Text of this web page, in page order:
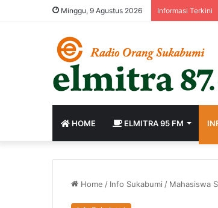
Minggu, 9 Agustus 2026 Informasi Terkini
HOME ELMITRA 95 FM
Home / Info Sukabumi / Mahasiswa